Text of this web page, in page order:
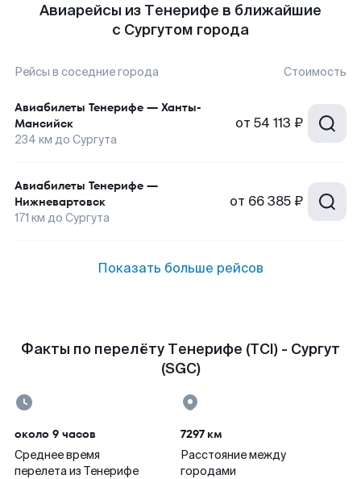
Авиарейсы из Тенерифе в ближайшие
с Сургутом города
Рейсы в соседние города Стоимость
Авиабилеты Тенерифе — Ханты-
Мансийск
234 км до Сургута
от 54 113 ₽
Авиабилеты Тенерифе —
Нижневартовск
171 км до Сургута
от 66 385 ₽
Показать больше рейсов
Факты по перелёту Тенерифе (TCI) - Сургут
(SGC)
около 9 часов
Среднее время
перелета из Тенерифе
7297 км
Расстояние между
городами